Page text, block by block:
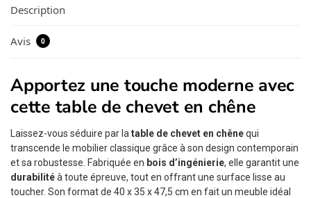
Description
Avis 0
Apportez une touche moderne avec
cette table de chevet en chêne
Laissez-vous séduire par la table de chevet en chênequi
transcende le mobilier classique grâce à son design contemporain
et sa robustesse. Fabriquée en bois d’ingénierie, elle garantit une
durabilitéà toute épreuve, tout en offrant une surface lisse au
toucher. Son format de 40 x 35 x 47,5 cm en fait un meuble idéal